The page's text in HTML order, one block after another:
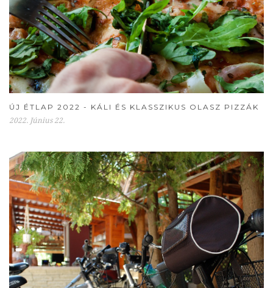
ÚJ ÉTLAP 2022 - KÁLI ÉS KLASSZIKUS OLASZ PIZZÁK
2022. Június 22.